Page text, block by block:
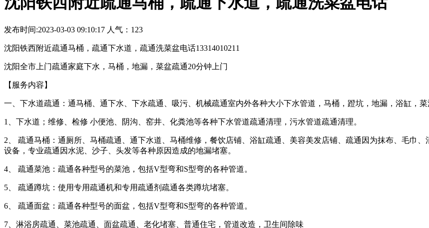
发布时间:2023-03-03 09:10:17 人气：123
沈阳铁西附近疏通马桶，疏通下水道，疏通洗菜盆电话13314010211
沈阳全市上门疏通家庭下水，马桶，地漏，菜盆疏通20分钟上门
【服务内容】
一、下水道疏通：通马桶、通下水、下水疏通、吸污、机械疏通室内外各种大小下水管道，马桶，蹬坑，地漏，浴缸，菜
1、下水道；维修、检修 小便池、阴沟、窑井、化粪池等各种下水管道疏通清理，污水管道疏通清理。
2、 疏通马桶：通厕所、马桶疏通、通下水道、马桶维修，餐饮店铺、浴缸疏通、美容美发店铺、疏通因为抹布、毛巾
设备，专业疏通因水泥、沙子、头发等各种原因造成的地漏堵塞。
4、 疏通菜池：疏通各种型号的菜池，包括V型弯和S型弯的各种管道。
5、 疏通蹲坑：使用专用疏通机和专用疏通剂疏通各类蹲坑堵塞。
6、 疏通面盆：疏通各种型号的面盆，包括V型弯和S型弯的各种管道。
7、淋浴房疏通、菜池疏通、面盆疏通、老化堵塞、普通住宅，管道改造，卫生间除味